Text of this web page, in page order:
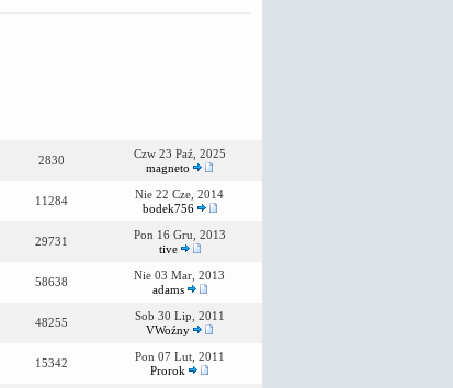
2830
Czw 23 Paź, 2025
magneto
11284
Nie 22 Cze, 2014
bodek756
29731
Pon 16 Gru, 2013
tive
58638
Nie 03 Mar, 2013
adams
48255
Sob 30 Lip, 2011
VWoźny
15342
Pon 07 Lut, 2011
Prorok